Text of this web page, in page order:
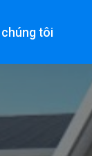
chúng tôi